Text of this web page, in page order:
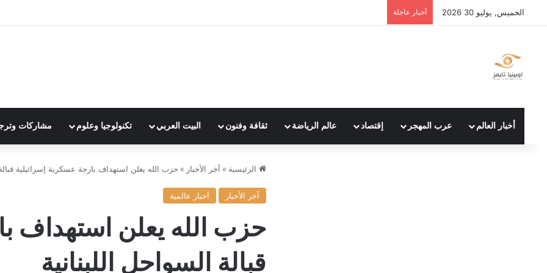
الخميس, يوليو 30 2026 أخبار عاجلة
أخبار العالم عرب المهجر إقتصاد عالم الرياضة ثقافة وفنون البيت العربي تكنولوجيا وعلوم مشاركات
الرئيسية » آخر الأخبار » حزب الله يعلن استهداف بارجة عسكرية إسرائيلية قبالة
آخر الأخبار أخبار عالمية
حزب الله يعلن استهداف
قبالة السواحل اللبنانية